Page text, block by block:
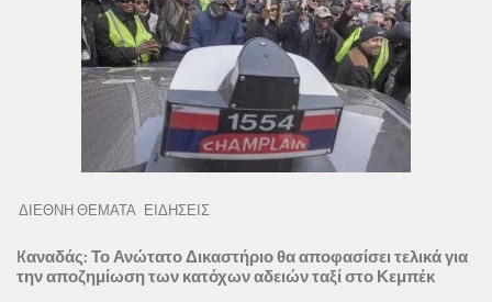
ΔΙΕΘΝΗ ΘΕΜΑΤΑ ΕΙΔΗΣΕΙΣ
Kαναδάς: Το Ανώτατο Δικαστήριο θα αποφασίσει τελικά για
την αποζημίωση των κατόχων αδειών ταξί στο Κεμπέκ